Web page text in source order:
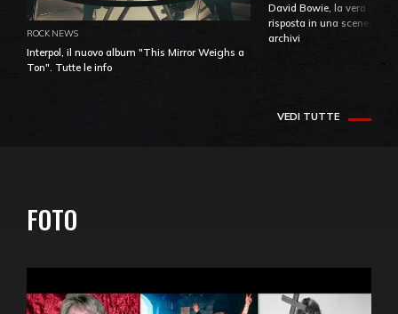
ROCK NEWS
Interpol, il nuovo album "This Mirror Weighs a
Ton". Tutte le info
David Bowie, la vera
risposta in una
archivi
VEDI TUTTE
FOTO